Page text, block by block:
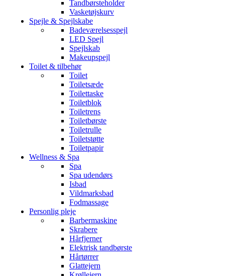
Tandbørsteholder
Vasketøjskurv
Spejle & Spejlskabe
Badeværelsesspejl
LED Spejl
Spejlskab
Makeupspejl
Toilet & tilbehør
Toilet
Toiletsæde
Toilettaske
Toiletblok
Toiletrens
Toiletbørste
Toiletrulle
Toiletstøtte
Toiletpapir
Wellness & Spa
Spa
Spa udendørs
Isbad
Vildmarksbad
Fodmassage
Personlig pleje
Barbermaskine
Skrabere
Hårfjerner
Elektrisk tandbørste
Hårtørrer
Glattejern